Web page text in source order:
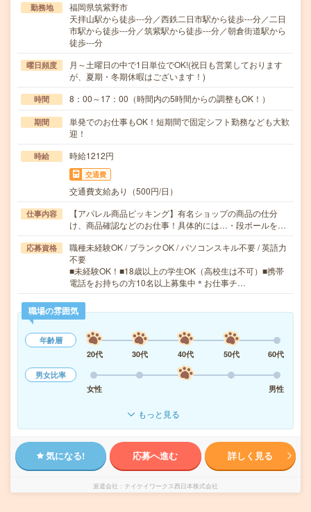
勤務地
福岡県筑紫野市
天拝山駅から徒歩---分／西鉄二日市駅から徒歩---分／二日
市駅から徒歩---分／筑紫駅から徒歩---分／朝倉街道駅から
徒歩---分
曜日頻度
月～土曜日の中で1日単位でOK!(祝日も営業しております
が、夏期・冬期休暇はございます！)
時間 8：00～17：00（時間内の5時間からの調整もOK！）
期間
単発でのお仕事もOK！短期間で固定シフト勤務なども大歓
迎！
時給 時給1212円
交通費
交通費支給あり（500円/日）
仕事内容
【アパレル商品ピッキング】有名ショップの商品の仕分
け、商品確認などのお仕事！具体的には…・段ボールを…
応募資格
職種未経験OK / ブランクOK / パソコンスキル不要 / 英語力
不要
■未経験OK！■18歳以上の学生OK（高校生は不可）■携帯
電話をお持ちの方10名以上募集中＊お仕事チ…
職場の雰囲気
年齢層
20代
30代 40代 50代
60代
男女比率
女性
男性
もっと見る
気になる! 応募へ進む 詳しく見る
派遣会社 テイケイワークス西日本株式会社